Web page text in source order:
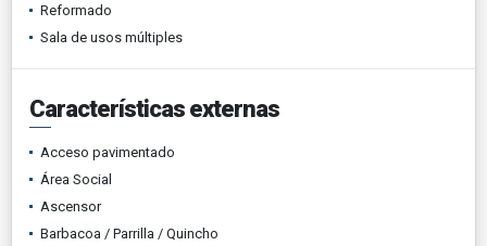
Reformado
Sala de usos múltiples
Características externas
Acceso pavimentado
Área Social
Ascensor
Barbacoa / Parrilla / Quincho